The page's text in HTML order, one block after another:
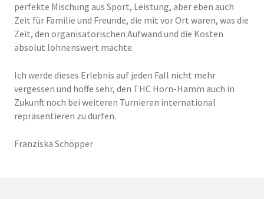
perfekte Mischung aus Sport, Leistung, aber eben auch
Zeit für Familie und Freunde, die mit vor Ort waren, was die
Zeit, den organisatorischen Aufwand und die Kosten
absolut lohnenswert machte.
Ich werde dieses Erlebnis auf jeden Fall nicht mehr
vergessen und hoffe sehr, den THC Horn-Hamm auch in
Zukunft noch bei weiteren Turnieren international
repräsentieren zu dürfen.
Franziska Schöpper